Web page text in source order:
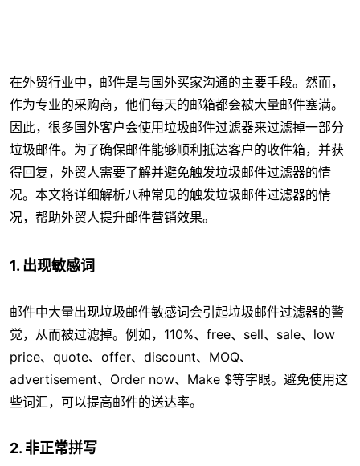
在外贸行业中，邮件是与国外买家沟通的主要手段。然而，
作为专业的采购商，他们每天的邮箱都会被大量邮件塞满。
因此，很多国外客户会使用垃圾邮件过滤器来过滤掉一部分
垃圾邮件。为了确保邮件能够顺利抵达客户的收件箱，并获
得回复，外贸人需要了解并避免触发垃圾邮件过滤器的情
况。本文将详细解析八种常见的触发垃圾邮件过滤器的情
况，帮助外贸人提升邮件营销效果。
1. 出现敏感词
邮件中大量出现垃圾邮件敏感词会引起垃圾邮件过滤器的警
觉，从而被过滤掉。例如，110%、free、sell、sale、low
price、quote、offer、discount、MOQ、
advertisement、Order now、Make $等字眼。避免使用这
些词汇，可以提高邮件的送达率。
2. 非正常拼写